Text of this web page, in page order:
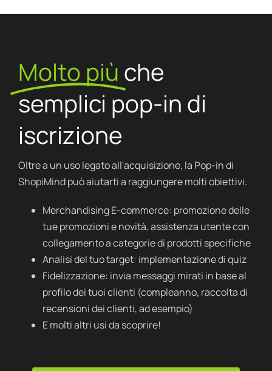
Molto più che
semplici pop-in di
iscrizione
Oltre a un uso legato all'acquisizione, la Pop-in di
ShopiMind può aiutarti a raggiungere molti obiettivi.
Merchandising E-commerce: promozione delle
tue promozioni e novità, assistenza utente con
collegamento a categorie di prodotti specifiche
Analisi del tuo target: implementazione di quiz
Fidelizzazione: invia messaggi mirati in base al
profilo dei tuoi clienti (compleanno, raccolta di
recensioni dei clienti, ad esempio)
E molti altri usi da scoprire!